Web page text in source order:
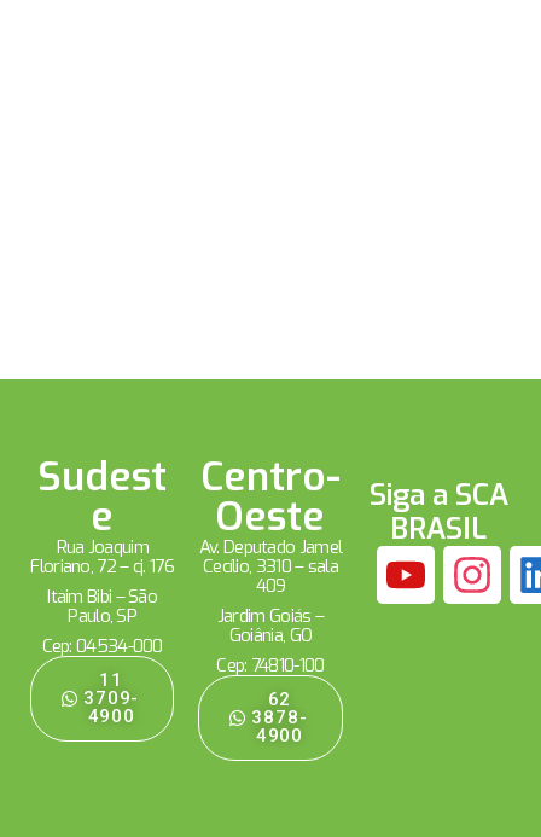
Sudest
e
Rua Joaquim
Floriano, 72 – cj. 176
Itaim Bibi – São
Paulo, SP
Cep: 04534-000
11
3709-
4900
Centro-
Oeste
Av. Deputado Jamel
Cecílio, 3310 – sala
409
Jardim Goiás –
Goiânia, GO
Cep: 74810-100
62
3878-
4900
Siga a SCA
BRASIL